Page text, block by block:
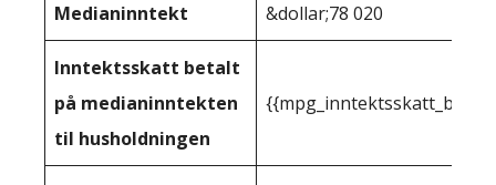
Medianinntekt &dollar;78 020
Inntektsskatt betalt
på medianinntekten
til husholdningen